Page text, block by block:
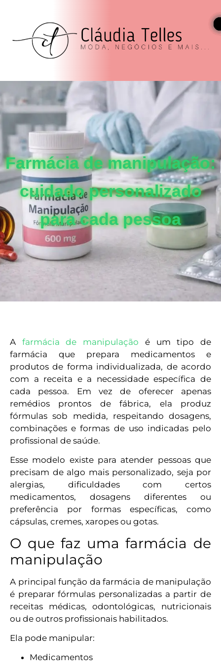
Farmácia de manipulação:
cuidado personalizado
para cada pessoa
A farmácia de manipulação é um tipo de
farmácia que prepara medicamentos e
produtos de forma individualizada, de acordo
com a receita e a necessidade específica de
cada pessoa. Em vez de oferecer apenas
remédios prontos de fábrica, ela produz
fórmulas sob medida, respeitando dosagens,
combinações e formas de uso indicadas pelo
profissional de saúde.
Esse modelo existe para atender pessoas que
precisam de algo mais personalizado, seja por
alergias, dificuldades com certos
medicamentos, dosagens diferentes ou
preferência por formas específicas, como
cápsulas, cremes, xaropes ou gotas.
O que faz uma farmácia de
manipulação
A principal função da farmácia de manipulação
é preparar fórmulas personalizadas a partir de
receitas médicas, odontológicas, nutricionais
ou de outros profissionais habilitados.
Ela pode manipular:
Medicamentos